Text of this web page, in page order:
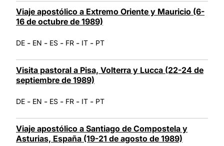
Viaje apostólico a Extremo Oriente y Mauricio (6-
16 de octubre de 1989)
DE - EN - ES - FR - IT - PT
Visita pastoral a Pisa, Volterra y Lucca (22-24 de
septiembre de 1989)
DE - EN - ES - FR - IT - PT
Viaje apostólico a Santiago de Compostela y
Asturias, España (19-21 de agosto de 1989)